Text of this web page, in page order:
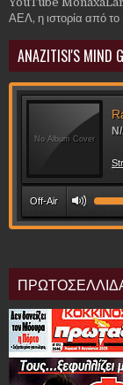
ΑΕΛ, η ιστορία από
ANAZITISI'S MIND